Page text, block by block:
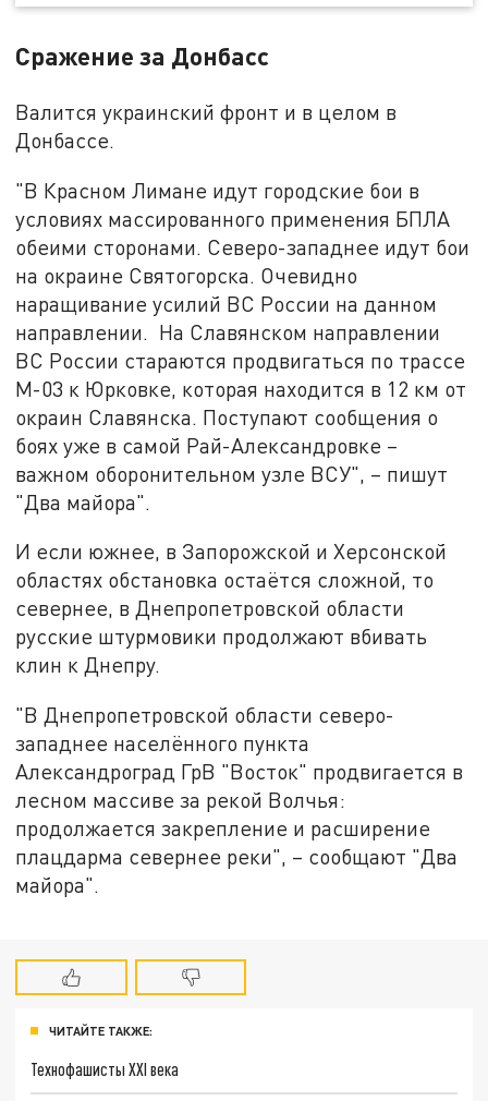
Сражение за Донбасс
Валится украинский фронт и в целом в
Донбассе.
"В Красном Лимане идут городские бои в
условиях массированного применения БПЛА
обеими сторонами. Северо-западнее идут бои
на окраине Святогорска. Очевидно
наращивание усилий ВС России на данном
направлении. На Славянском направлении
ВС России стараются продвигаться по трассе
М-03 к Юрковке, которая находится в 12 км от
окраин Славянска. Поступают сообщения о
боях уже в самой Рай-Александровке –
важном оборонительном узле ВСУ", – пишут
"Два майора".
И если южнее, в Запорожской и Херсонской
областях обстановка остаётся сложной, то
севернее, в Днепропетровской области
русские штурмовики продолжают вбивать
клин к Днепру.
"В Днепропетровской области северо-
западнее населённого пункта
Александроград ГрВ "Восток" продвигается в
лесном массиве за рекой Волчья:
продолжается закрепление и расширение
плацдарма севернее реки", – сообщают "Два
майора".
ЧИТАЙТЕ ТАКЖЕ:
Технофашисты XXI века